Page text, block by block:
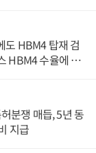
도 HBM4 탑재 검
HBM4 수율에 주
분쟁 매듭, 5년 동
지급